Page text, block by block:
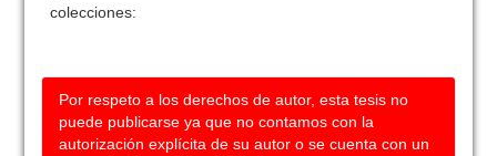
colecciones:
Por respeto a los derechos de autor, esta tesis no
puede publicarse ya que no contamos con la
autorización explícita de su autor o se cuenta con un